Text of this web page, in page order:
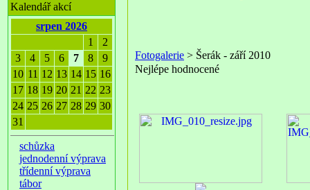
Kalendář akcí
srpen 2026
1
2
3
4 5 6 7 8
9
10 11 12 13 14 15 16
17 18 19 20 21 22 23
24 25 26 27 28 29 30
31
schůzka
jednodenní výprava
třídenní výprava
tábor
Fotogalerie > Šerák - září 2010
Nejlépe hodnocené